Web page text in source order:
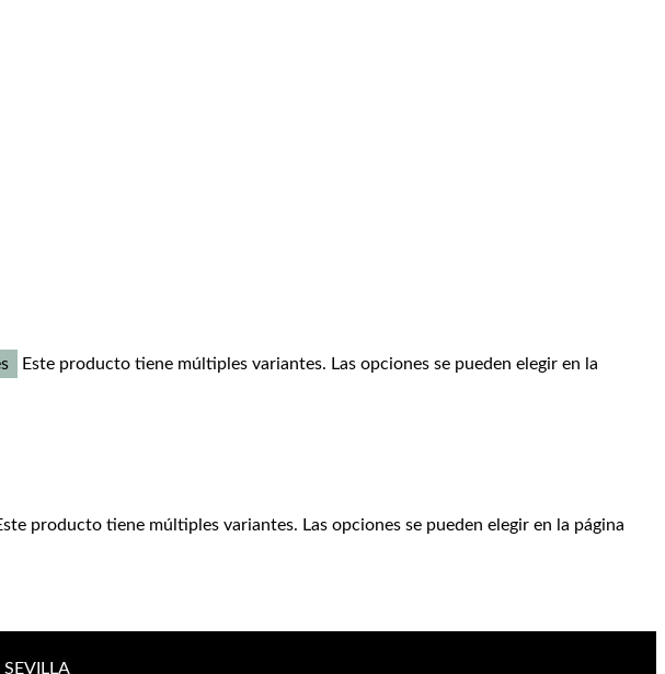
Este producto tiene múltiples variantes. Las opciones se pueden elegir en la
producto tiene múltiples variantes. Las opciones se pueden elegir en la página